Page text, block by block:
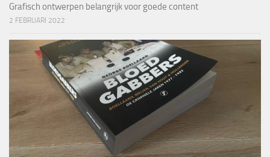
Grafisch ontwerpen belangrijk voor goede content
2 FEBRUARI 2022